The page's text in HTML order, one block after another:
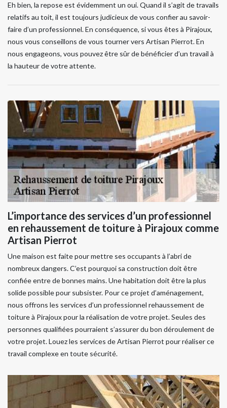
Eh bien, la repose est évidemment un oui. Quand il s’agit de travails
relatifs au toit, il est toujours judicieux de vous confier au savoir-
faire d’un professionnel. En conséquence, si vous êtes à Pirajoux,
nous vous conseillons de vous tourner vers Artisan Pierrot. En
nous engageons, vous pouvez être sûr de bénéficier d’un travail à
la hauteur de votre attente.
L’importance des services d’un professionnel
en rehaussement de toiture à Pirajoux comme
Artisan Pierrot
Une maison est faite pour mettre ses occupants à l’abri de
nombreux dangers. C’est pourquoi sa construction doit être
confiée entre de bonnes mains. Une habitation doit être la plus
solide possible pour subsister. Pour ce projet d’aménagement,
nous offrons les services d’un professionnel rehaussement de
toiture à Pirajoux pour la réalisation de votre projet. Seules des
personnes qualifiées pourraient s’assurer du bon déroulement de
votre projet. Louez les services de Artisan Pierrot pour réaliser ce
travail complexe en toute sécurité.